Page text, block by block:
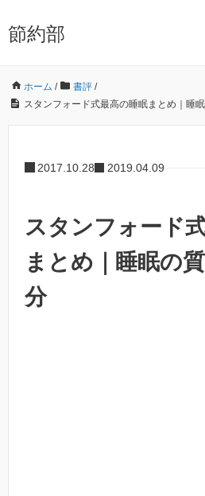
節約部
ホーム / 書評 /
スタンフォード式最高の睡眠まとめ｜睡
2017.10.28 2019.04.09
スタンフォード
まとめ｜睡眠の
分